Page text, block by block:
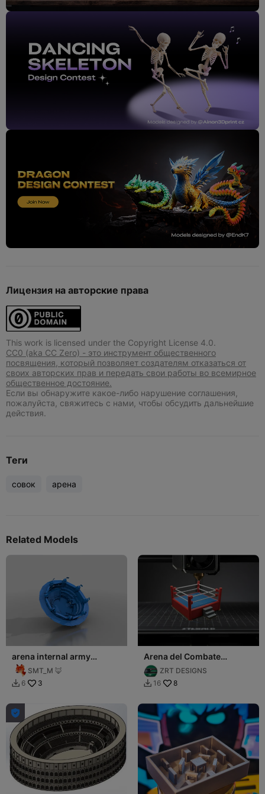
Лицензия на авторские права
This work is licensed under the Copyright License 4.0.
CC0 (aka CC Zero) - это инструмент общественного
посвящения, который позволяет создателям отказаться от
своих авторских прав и передать свои работы во всемирное
общественное достояние.
Если вы обнаружите какое-либо нарушение соглашения,
пожалуйста, свяжитесь с нами, чтобы обсудить дальнейшие
действия.
Теги
совок арена
Related Models
arena internal army
dioramaSMT_M 🦊
 6 3
Arena del Combate
Supremo
ZRT DESIGNS
 16 8
